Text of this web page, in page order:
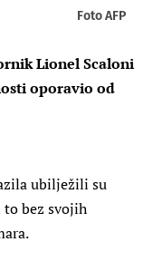
Foto AFP
Lionel Scaloni
oporavio od
ubilježili su
bez svojih